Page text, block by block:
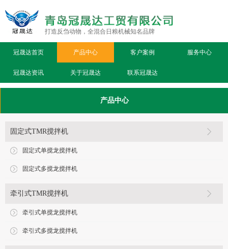
打造反刍动物，全混合日粮机械知名品牌
冠晟达首页 产品中心 客户案例 服务中心
冠晟达资讯 关于冠晟达 联系冠晟达
产品中心
固定式TMR搅拌机
固定式单搅龙搅拌机
固定式多搅龙搅拌机
牵引式TMR搅拌机
牵引式单搅龙搅拌机
牵引式多搅龙搅拌机